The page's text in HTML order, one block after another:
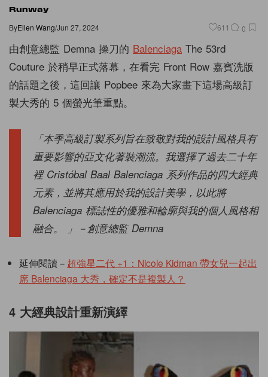
Runway
ByEllen Wang/Jun 27, 2024 611 0
由創意總監 Demna 操刀的 Balenciaga The 53rd
Couture 於稍早正式落幕，在看完 Front Row 嘉賓洗版
的話題之後，這回讓 Popbee 來為大家畫下這場高級訂
製大秀的 5 個螢光筆重點。
「本季高級訂製系列旨在致敬對我的設計風格具有
重要影響的亞文化著裝潮流。我選擇了過去二十年
裡 Cristóbal Baal Balenciaga 系列作品的四大經典
元素，並將其應用於我的設計美學，以此將
Balenciaga 標誌性的優雅和輪廓與我的個人風格相
融合。 」－創意總監 Demna
延伸閱讀－ 超強星二代 +1：Nicole Kidman 帶女兒一起出
席 Balenciaga 大秀，確定不是複製人？
4 大經典設計重新演繹